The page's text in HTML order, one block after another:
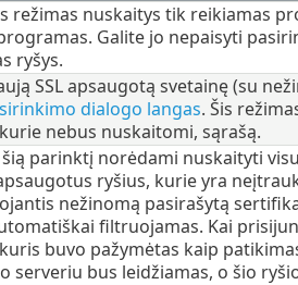
režimas nuskaitys tik reikiamas
Galite jo nepaisyti
ryšys.
SSL apsaugotą svetainę (su
dialogo langas. Šis
nebus nuskaitomi, sąrašą.
parinktį norėdami nuskaityti
ryšius, kurie yra
nežinomą pasirašytą
filtruojamas. Kai
buvo pažymėtas kaip
serveriu bus leidžiamas, o šio